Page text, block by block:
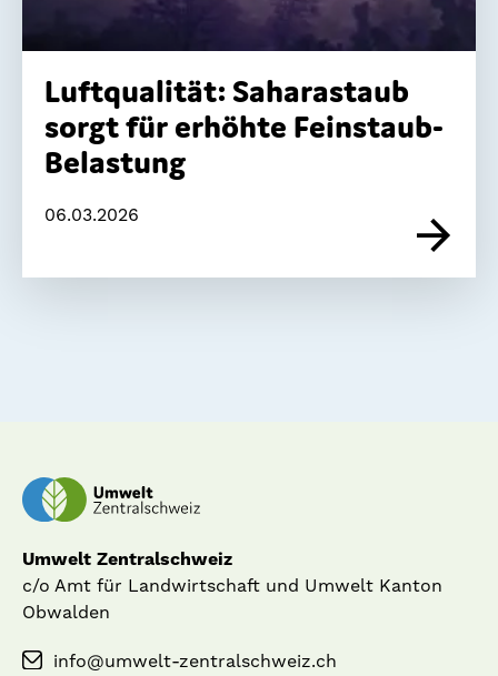
Luftqualität: Saharastaub
sorgt für erhöhte Feinstaub-
Belastung
06.03.2026
Umwelt Zentralschweiz
c/o Amt für Landwirtschaft und Umwelt Kanton
Obwalden
info@umwelt-zentralschweiz.ch